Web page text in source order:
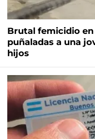
Brutal femicidio
puñaladas a una
hijos